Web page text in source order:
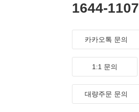
1644-1107
카카오톡 문의
1:1 문의
대량주문 문의